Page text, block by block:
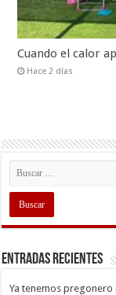
Cuando el calor
Hace 2 días
Entradas recientes
Ya tenemos pregonero